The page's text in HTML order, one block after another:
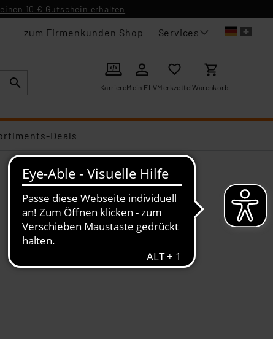
10 € Gutschein erhalten
zum Firmenkunden Shop Services
KarriereMein ELVMerkzettelWarenkorb
Deals